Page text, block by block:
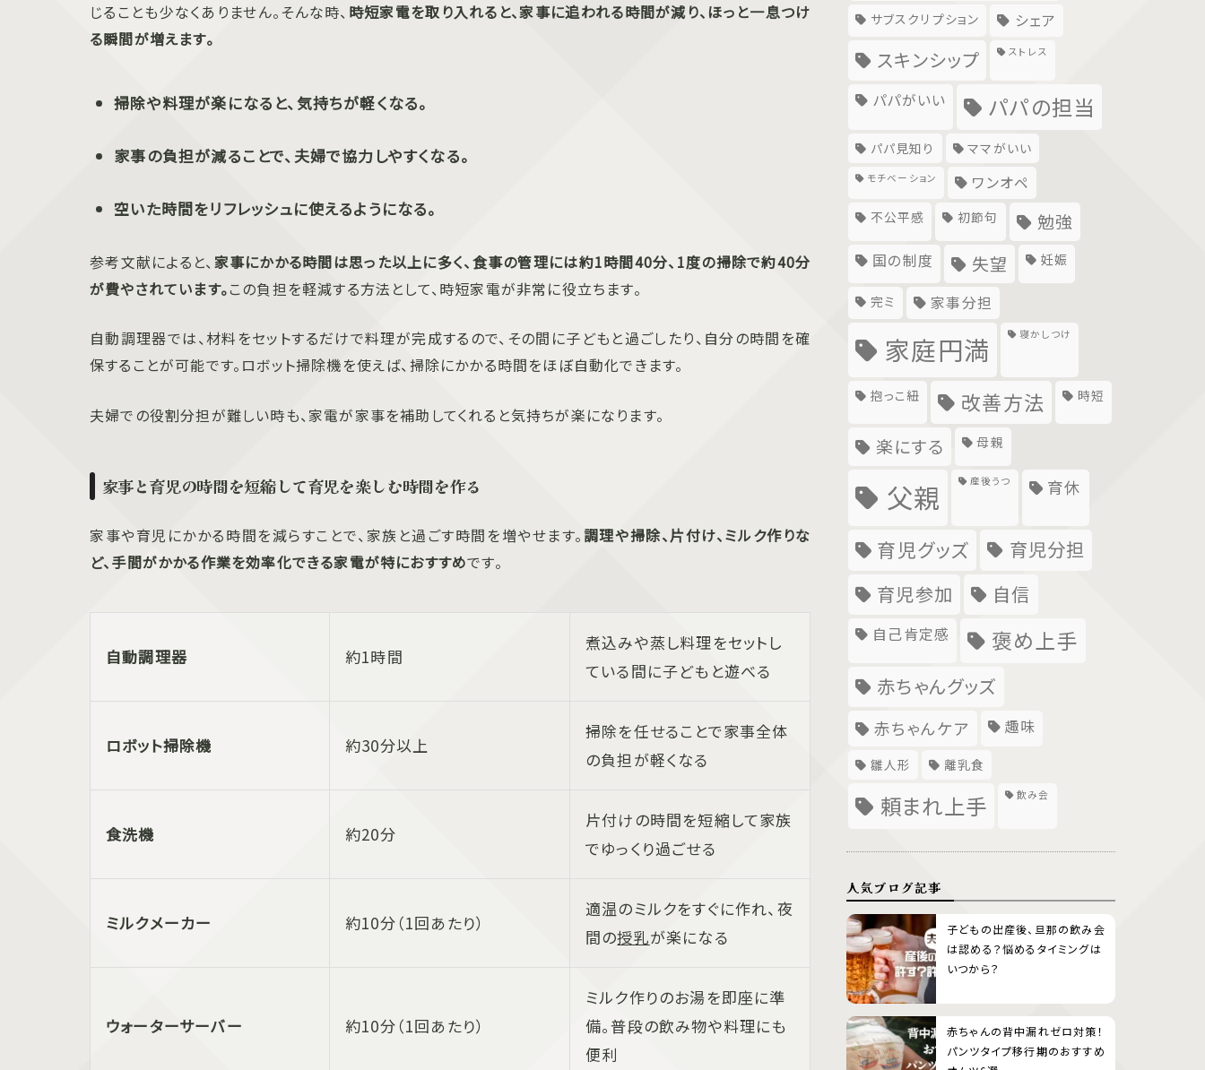
じることも少なくありません。そんな時、 時短家電を取り入れると、家事に追われる時間が減り、ほっと一息つけ
る瞬間が増えます。
掃除や料理が楽になると、気持ちが軽くなる。
家事の負担が減ることで、夫婦で協力しやすくなる。
空いた時間をリフレッシュに使えるようになる。
参考文献によると、 家事にかかる時間は思った以上に多く、食事の管理には約1時間40分、1度の掃除で約40分
が費やされています。この負担を軽減する方法として、時短家電が非常に役立ちます。
自動調理器では、材料をセットするだけで料理が完成するので、その間に子どもと過ごしたり、自分の時間を確
保することが可能です。ロボット掃除機を使えば、掃除にかかる時間をほぼ自動化できます。
夫婦での役割分担が難しい時も、家電が家事を補助してくれると気持ちが楽になります。
家事と育児の時間を短縮して育児を楽しむ時間を作る
家事や育児にかかる時間を減らすことで、家族と過ごす時間を増やせます。調理や掃除、片付け、ミルク作りな
ど、手間がかかる作業を効率化できる家電が特におすすめです。
自動調理器 約1時間
煮込みや蒸し料理をセットし
ている間に子どもと遊べる
ロボット掃除機 約30分以上
掃除を任せることで家事全体
の負担が軽くなる
食洗機 約20分
片付けの時間を短縮して家族
でゆっくり過ごせる
ミルクメーカー 約10分（1回あたり）
適温のミルクをすぐに作れ、夜
間の授乳が楽になる
ウォーターサーバー 約10分（1回あたり）
ミルク作りのお湯を即座に準
備。普段の飲み物や料理にも
便利
サブスクリプション シェア
スキンシップ ストレス
パパがいい パパの担当
パパ見知り ママがいい
モチベーション ワンオペ
不公平感 初節句 勉強
国の制度 失望 妊娠
完ミ 家事分担
家庭円満 寝かしつけ
抱っこ紐 改善方法 時短
楽にする 母親
父親 産後うつ 育休
育児グッズ
育児分担
育児参加
自信
自己肯定感 褒め上手
赤ちゃんグッズ
赤ちゃんケア 趣味
雛人形 離乳食
頼まれ上手 飲み会
人気ブログ記事
子どもの出産後、旦那の飲み会
は認める？悩めるタイミングは
いつから？
赤ちゃんの背中漏れゼロ対策！
パンツタイプ移行期のおすすめ